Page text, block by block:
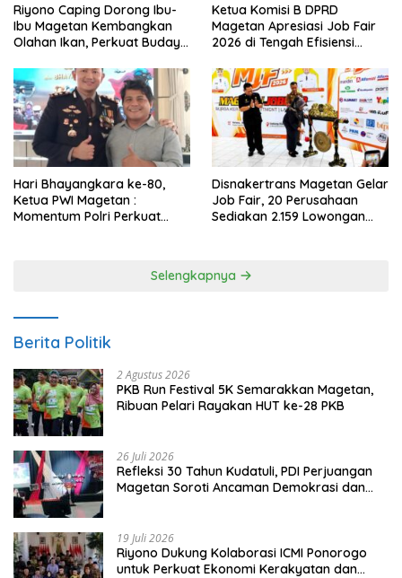
Riyono Caping Dorong Ibu-
Ibu Magetan Kembangkan
Olahan Ikan, Perkuat Budaya
Ketua Komisi B DPRD
Magetan Apresiasi Job Fair
2026 di Tengah Efisiensi
Hari Bhayangkara ke-80,
Ketua PWI Magetan :
Momentum Polri Perkuat
Disnakertrans Magetan Gelar
Job Fair, 20 Perusahaan
Sediakan 2.159 Lowongan
Selengkapnya
Berita Politik
2 Agustus 2026
PKB Run Festival 5K Semarakkan Magetan,
Ribuan Pelari Rayakan HUT ke-28 PKB
26 Juli 2026
Refleksi 30 Tahun Kudatuli, PDI Perjuangan
Magetan Soroti Ancaman Demokrasi dan
19 Juli 2026
Riyono Dukung Kolaborasi ICMI Ponorogo
untuk Perkuat Ekonomi Kerakyatan dan